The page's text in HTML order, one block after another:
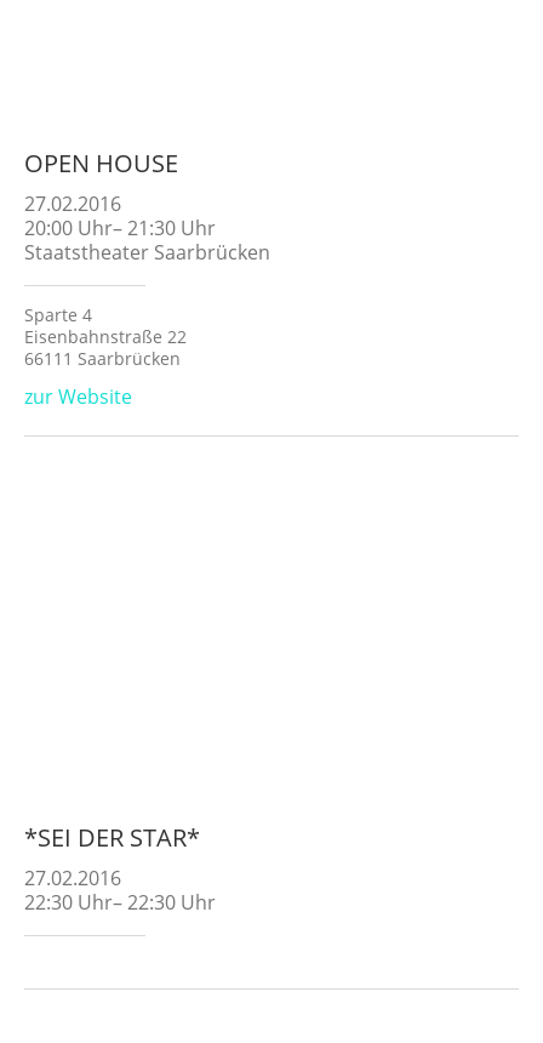
OPEN HOUSE
27.02.2016
20:00 Uhr–21:30 Uhr
Staatstheater Saarbrücken
Sparte 4
Eisenbahnstraße 22
66111 Saarbrücken
zur Website
*SEI DER STAR*
27.02.2016
22:30 Uhr–22:30 Uhr